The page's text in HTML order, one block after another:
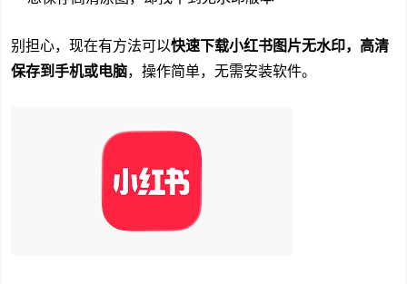
别担心，现在有方法可以快速下载小红书图片无水印，高清
保存到手机或电脑，操作简单，无需安装软件。